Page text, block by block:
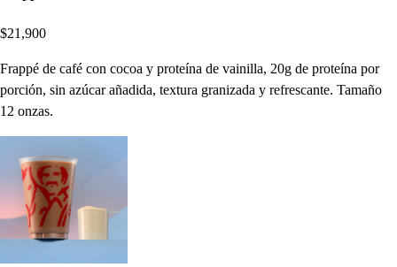
$21,900
Frappé de café con cocoa y proteína de vainilla, 20g de proteína por
porción, sin azúcar añadida, textura granizada y refrescante. Tamaño
12 onzas.